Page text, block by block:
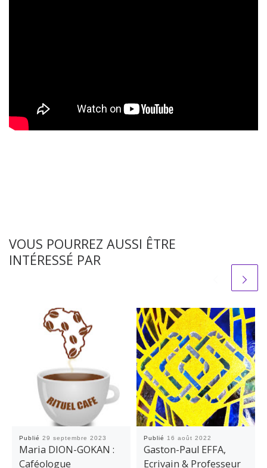
VOUS POURREZ AUSSI ÊTRE
INTÉRESSÉ PAR
Publié 29 septembre 2023
Maria DION-GOKAN :
Caféologue
Publié 16 août 2022
Gaston-Paul EFFA,
Ecrivain & Professeur